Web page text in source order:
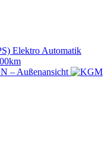
Elektro Automatik